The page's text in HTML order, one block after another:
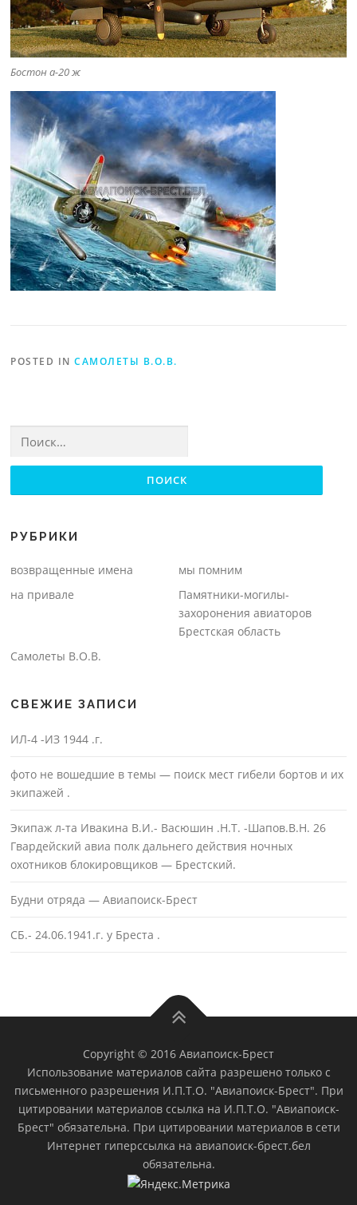
Бостон а-20 ж
POSTED INСАМОЛЕТЫ В.О.В.
РУБРИКИ
возвращенные имена
мы помним
на привале
Памятники-могилы-
захоронения авиаторов
Брестская область
Самолеты В.О.В.
СВЕЖИЕ ЗАПИСИ
ИЛ-4 -ИЗ 1944 .г.
фото не вошедшие в темы — поиск мест гибели бортов и их
экипажей .
Экипаж л-та Ивакина В.И.- Васюшин .Н.Т. -Шапов.В.Н. 26
Гвардейский авиа полк дальнего действия ночных
охотников блокировщиков — Брестский.
Будни отряда — Авиапоиск-Брест
СБ.- 24.06.1941.г. у Бреста .
Copyright © 2016 Авиапоиск-Брест
Использование материалов сайта разрешено только с
письменного разрешения И.П.Т.О. "Авиапоиск-Брест". При
цитировании материалов ссылка на И.П.Т.О. "Авиапоиск-
Брест" обязательна. При цитировании материалов в сети
Интернет гиперссылка на авиапоиск-брест.бел
обязательна.